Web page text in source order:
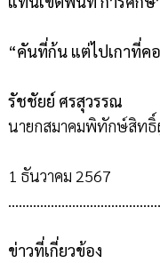
“คันที่ก้น แต่ไปเกาที่ค
รัชชัยย์ ศรสุวรรณ
นายกสมาคมพิทักษ์สิทธิ์
1 ธันวาคม 2567
ข่าวที่เกี่ยวข้อง